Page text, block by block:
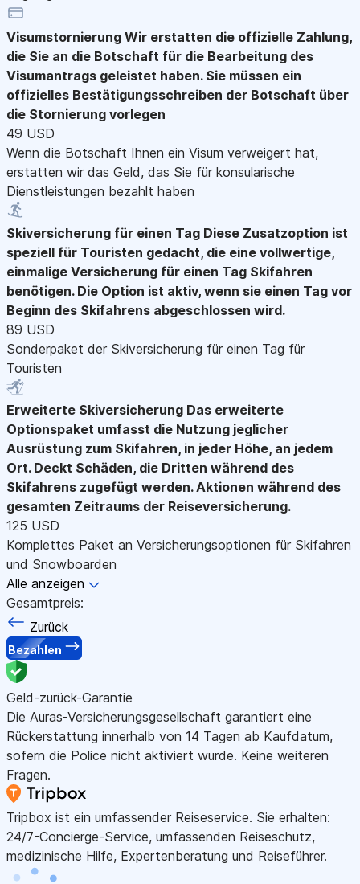
Visumstornierung Wir erstatten die offizielle Zahlung,
die Sie an die Botschaft für die Bearbeitung des
Visumantrags geleistet haben. Sie müssen ein
offizielles Bestätigungsschreiben der Botschaft über
die Stornierung vorlegen
49 USD
Wenn die Botschaft Ihnen ein Visum verweigert hat,
erstatten wir das Geld, das Sie für konsularische
Dienstleistungen bezahlt haben
Skiversicherung für einen Tag Diese Zusatzoption ist
speziell für Touristen gedacht, die eine vollwertige,
einmalige Versicherung für einen Tag Skifahren
benötigen. Die Option ist aktiv, wenn sie einen Tag vor
Beginn des Skifahrens abgeschlossen wird.
89 USD
Sonderpaket der Skiversicherung für einen Tag für
Touristen
Erweiterte Skiversicherung Das erweiterte
Optionspaket umfasst die Nutzung jeglicher
Ausrüstung zum Skifahren, in jeder Höhe, an jedem
Ort. Deckt Schäden, die Dritten während des
Skifahrens zugefügt werden. Aktionen während des
gesamten Zeitraums der Reiseversicherung.
125 USD
Komplettes Paket an Versicherungsoptionen für Skifahren
und Snowboarden
Alle anzeigen
Gesamtpreis:
Zurück
Bezahlen
Geld-zurück-Garantie
Die Auras-Versicherungsgesellschaft garantiert eine
Rückerstattung innerhalb von 14 Tagen ab Kaufdatum,
sofern die Police nicht aktiviert wurde. Keine weiteren
Fragen.
Tripbox ist ein umfassender Reiseservice. Sie erhalten:
24/7-Concierge-Service, umfassenden Reiseschutz,
medizinische Hilfe, Expertenberatung und Reiseführer.